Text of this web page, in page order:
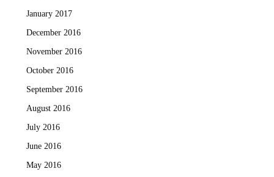
January 2017
December 2016
November 2016
October 2016
September 2016
August 2016
July 2016
June 2016
May 2016